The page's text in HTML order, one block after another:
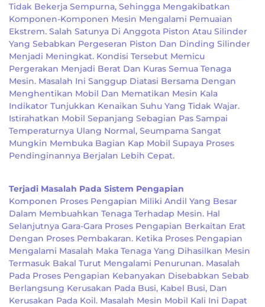
Tidak Bekerja Sempurna, Sehingga Mengakibatkan
Komponen-Komponen Mesin Mengalami Pemuaian
Ekstrem. Salah Satunya Di Anggota Piston Atau Silinder
Yang Sebabkan Pergeseran Piston Dan Dinding Silinder
Menjadi Meningkat. Kondisi Tersebut Memicu
Pergerakan Menjadi Berat Dan Kuras Semua Tenaga
Mesin. Masalah Ini Sanggup Diatasi Bersama Dengan
Menghentikan Mobil Dan Mematikan Mesin Kala
Indikator Tunjukkan Kenaikan Suhu Yang Tidak Wajar.
Istirahatkan Mobil Sepanjang Sebagian Pas Sampai
Temperaturnya Ulang Normal, Seumpama Sangat
Mungkin Membuka Bagian Kap Mobil Supaya Proses
Pendinginannya Berjalan Lebih Cepat.
Terjadi Masalah Pada Sistem Pengapian
Komponen Proses Pengapian Miliki Andil Yang Besar
Dalam Membuahkan Tenaga Terhadap Mesin. Hal
Selanjutnya Gara-Gara Proses Pengapian Berkaitan Erat
Dengan Proses Pembakaran. Ketika Proses Pengapian
Mengalami Masalah Maka Tenaga Yang Dihasilkan Mesin
Termasuk Bakal Turut Mengalami Penurunan. Masalah
Pada Proses Pengapian Kebanyakan Disebabkan Sebab
Berlangsung Kerusakan Pada Busi, Kabel Busi, Dan
Kerusakan Pada Koil. Masalah Mesin Mobil Kali Ini Dapat